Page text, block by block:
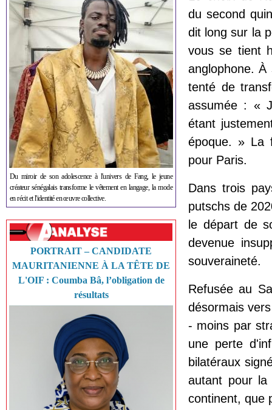
Du miroir de son adolescence à l'univers de Fang, le jeune
créateur sénégalais transforme le vêtement en langage, la mode
en récit et l'identité en œuvre collective.
PORTRAIT – CANDIDATE
MAURITANIENNE À LA TÊTE DE
L'OIF : Coumba Bâ, l’obligation de
résultats
du second
dit long sur la
vous se tient
anglophone.
tenté de
assumée : «
étant
époque. » La
pour Paris.
Dans trois
putschs de
le départ de
devenue
souveraineté.
Refusée au
désormais
- moins par
une perte
bilatéraux
autant pour la
continent, que